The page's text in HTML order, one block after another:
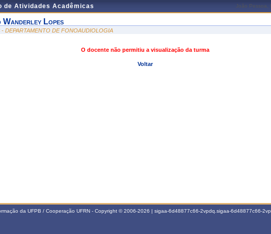
de Atividades Acadêmicas João Pessoa,
Wanderley Lopes
DEPARTAMENTO DE FONOAUDIOLOGIA
O docente não permitiu a visualização da turma
Voltar
da UFPB / Cooperação UFRN - Copyright © 2006-2026 | sigaa-6d48877c66-2vpdq.sigaa-6d48877c66-